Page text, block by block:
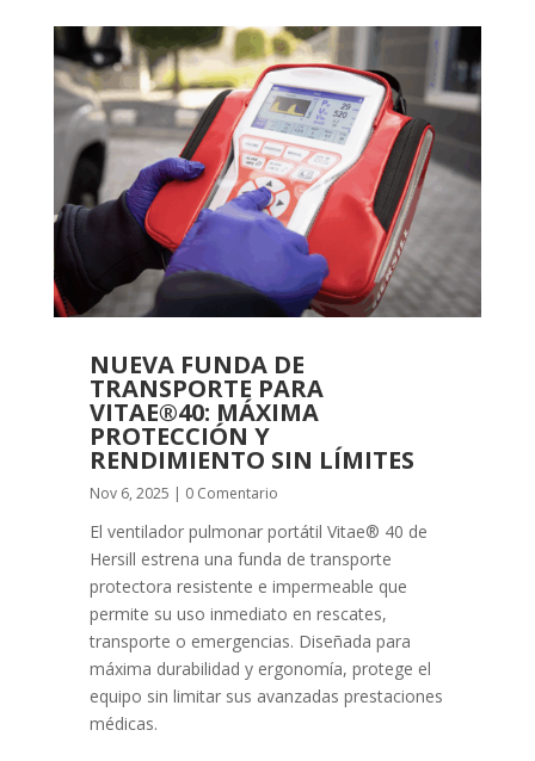
NUEVA FUNDA DE
TRANSPORTE PARA
VITAE®40: MÁXIMA
PROTECCIÓN Y
RENDIMIENTO SIN LÍMITES
Nov 6, 2025 | 0 Comentario
El ventilador pulmonar portátil Vitae® 40 de
Hersill estrena una funda de transporte
protectora resistente e impermeable que
permite su uso inmediato en rescates,
transporte o emergencias. Diseñada para
máxima durabilidad y ergonomía, protege el
equipo sin limitar sus avanzadas prestaciones
médicas.